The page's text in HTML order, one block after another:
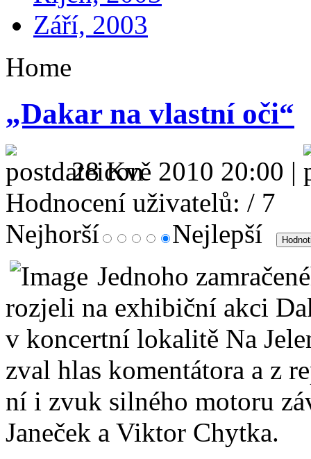
Září, 2003
Home
„Dakar na vlastní oči“
28 Kvě 2010 20:00 |
Hodnocení uživatelů: / 7
Nejhorší
Nejlepší
Jednoho
rozjeli na exhibiční akci
v koncertní lokalitě Na
zval hlas komentátora a z
ní i zvuk silného motoru
Janeček a Viktor Chytka.